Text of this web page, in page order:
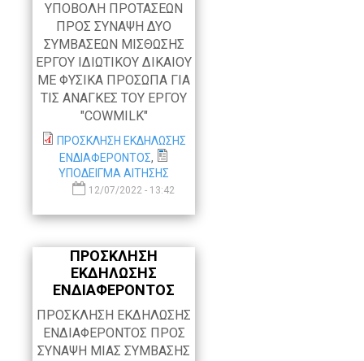
ΥΠΟΒΟΛΗ ΠΡΟΤΑΣΕΩΝ
ΠΡΟΣ ΣΥΝΑΨΗ ΔΥΟ
ΣΥΜΒΑΣΕΩΝ ΜΙΣΘΩΣΗΣ
ΕΡΓΟΥ ΙΔΙΩΤΙΚΟΥ ΔΙΚΑΙΟΥ
ΜΕ ΦΥΣΙΚΑ ΠΡΟΣΩΠΑ ΓΙΑ
ΤΙΣ ΑΝΑΓΚΕΣ ΤΟΥ ΕΡΓΟΥ
"COWMILK"
ΠΡΟΣΚΛΗΣΗ ΕΚΔΗΛΩΣΗΣ
ΕΝΔΙΑΦΕΡΟΝΤΟΣ,
ΥΠΟΔΕΙΓΜΑ ΑΙΤΗΣΗΣ
12/07/2022 - 13:42
ΠΡΟΣΚΛΗΣΗ
ΕΚΔΗΛΩΣΗΣ
ΕΝΔΙΑΦΕΡΟΝΤΟΣ
ΠΡΟΣΚΛΗΣΗ ΕΚΔΗΛΩΣΗΣ
ΕΝΔΙΑΦΕΡΟΝΤΟΣ ΠΡΟΣ
ΣΥΝΑΨΗ ΜΙΑΣ ΣΥΜΒΑΣΗΣ